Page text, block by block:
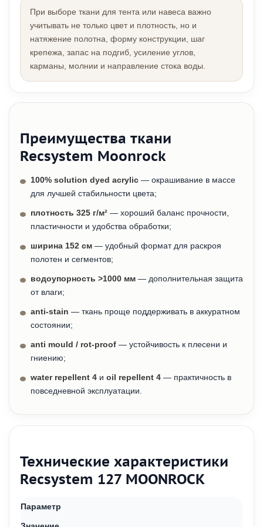
При выборе ткани для тента или навеса важно
учитывать не только цвет и плотность, но и
натяжение полотна, форму конструкции, шаг
крепежа, запас на подгиб, усиление углов,
карманы, молнии и направление стока воды.
Преимущества ткани
Recsystem Moonrock
100% solution dyed acrylic — окрашивание в массе
для лучшей стабильности цвета;
плотность 325 г/м² — хороший баланс прочности,
пластичности и удобства обработки;
ширина 152 см — удобный формат для раскроя
полотен и сегментов;
водоупорность >1000 мм — дополнительная защита
от влаги;
anti-stain — ткань проще поддерживать в аккуратном
состоянии;
anti mould / rot-proof — устойчивость к плесени и
гниению;
water repellent 4 и oil repellent 4 — практичность в
повседневной эксплуатации.
Технические характеристики
Recsystem 127 MOONROCK
Параметр